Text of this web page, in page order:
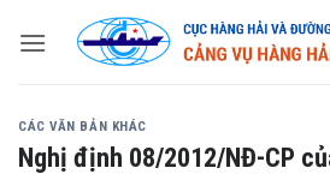
CÁC VĂN BẢN KHÁC
Nghị định 08/2012/NĐ-CP